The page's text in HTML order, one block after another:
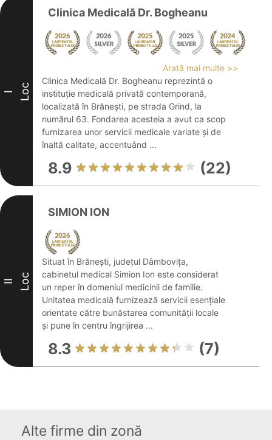
I Loc
Clinica Medicală Dr. Bogheanu
Arată mai multe >>
Clinica Medicală Dr. Bogheanu reprezintă o
instituție medicală privată contemporană,
localizată în Brănești, pe strada Grind, la
numărul 63. Fondarea acesteia a avut ca scop
furnizarea unor servicii medicale variate și de
înaltă calitate, accentuând ...
8.9 (22)
II Loc
SIMION ION
Situat în Brănești, județul Dâmbovița,
cabinetul medical Simion Ion este considerat
un reper în domeniul medicinii de familie.
Unitatea medicală furnizează servicii esențiale
orientate către bunăstarea comunității locale
și pune în centru îngrijirea ...
8.3 (7)
Alte firme din zonă